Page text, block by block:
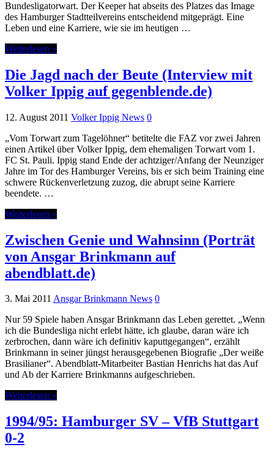
Bundesligatorwart. Der Keeper hat abseits des Platzes das Image
des Hamburger Stadtteilvereins entscheidend mitgeprägt. Eine
Leben und eine Karriere, wie sie im heutigen …
Weiterlesen »
Die Jagd nach der Beute (Interview mit
Volker Ippig auf gegenblende.de)
12. August 2011 Volker Ippig News 0
„Vom Torwart zum Tagelöhner“ betitelte die FAZ vor zwei Jahren
einen Artikel über Volker Ippig, dem ehemaligen Torwart vom 1.
FC St. Pauli. Ippig stand Ende der achtziger/Anfang der Neunziger
Jahre im Tor des Hamburger Vereins, bis er sich beim Training eine
schwere Rückenverletzung zuzog, die abrupt seine Karriere
beendete. …
Weiterlesen »
Zwischen Genie und Wahnsinn (Porträt
von Ansgar Brinkmann auf
abendblatt.de)
3. Mai 2011 Ansgar Brinkmann News 0
Nur 59 Spiele haben Ansgar Brinkmann das Leben gerettet. „Wenn
ich die Bundesliga nicht erlebt hätte, ich glaube, daran wäre ich
zerbrochen, dann wäre ich definitiv kaputtgegangen“, erzählt
Brinkmann in seiner jüngst herausgegebenen Biografie „Der weiße
Brasilianer“. Abendblatt-Mitarbeiter Bastian Henrichs hat das Auf
und Ab der Karriere Brinkmanns aufgeschrieben.
Weiterlesen »
1994/95: Hamburger SV – VfB Stuttgart
0-2